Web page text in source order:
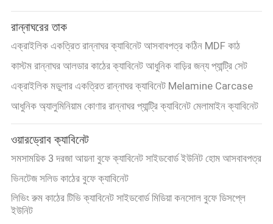
রান্নাঘরের তাক
এক্রাইলিক একত্রিত রান্নাঘর ক্যাবিনেট আসবাবপত্র কঠিন MDF কাঠ
কাস্টম রান্নাঘর আলডার কাঠের ক্যাবিনেট আধুনিক বাড়ির জন্য প্যান্ট্রি সেট
এক্রাইলিক মডুলার একত্রিত রান্নাঘর ক্যাবিনেট Melamine Carcase
আধুনিক অ্যালুমিনিয়াম কোণার রান্নাঘর প্যান্ট্রি ক্যাবিনেট মেলামাইন ক্যাবিনেট
ওয়ারড্রোব ক্যাবিনেট
সমসাময়িক 3 দরজা আয়না বুফে ক্যাবিনেট সাইডবোর্ড ইউনিট হোম আসবাবপত্র
ভিনটেজ সলিড কাঠের বুফে ক্যাবিনেট
লিভিং রুম কাঠের টিভি ক্যাবিনেট সাইডবোর্ড মিডিয়া কনসোল বুফে ডিসপ্লে
ইউনিট